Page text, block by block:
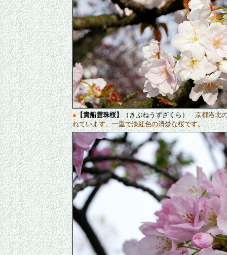
●【貴船雲珠桜】（きぶねうずざくら）京都洛北
れています。一重で淡紅色の清楚な桜です。